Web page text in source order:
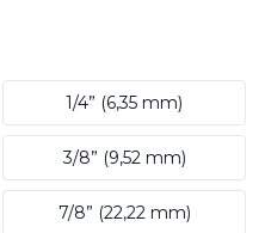
1/4” (6,35 mm)
3/8” (9,52 mm)
7/8” (22,22 mm)